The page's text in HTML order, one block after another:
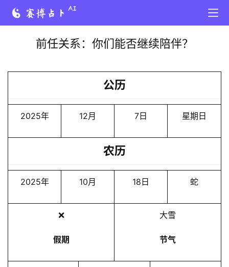
前任关系：你们能否继续陪伴？
公历
2025年 12月 7日 星期日
农历
2025年 10月 18日 蛇
❌
假期
大雪
节气